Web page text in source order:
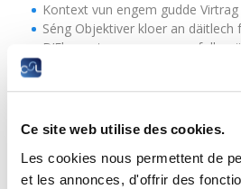
Ce site web utilise des cookies.
Les cookies nous permettent de
et les annonces, d'offrir des
Kontext vun engem gudde
Séng Objektiver kloer an däitlech
D’Elementer vun engem
D‘Assertivitéit am
intervenéiere kënnen.
D‘Regele vun enger gudder